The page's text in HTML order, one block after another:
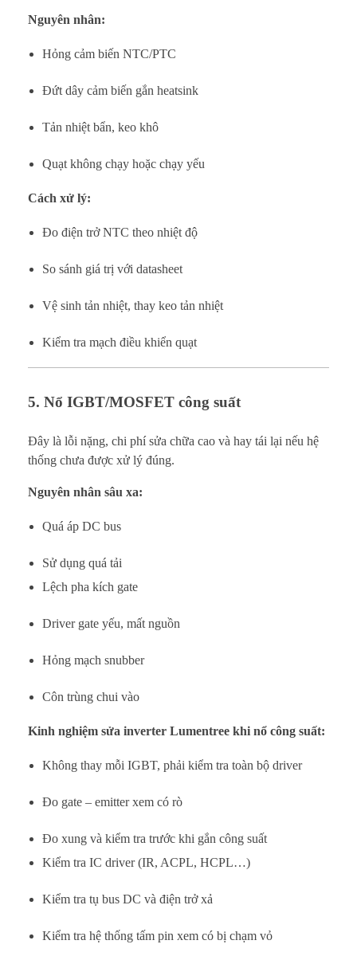
Nguyên nhân:
Hỏng cảm biến NTC/PTC
Đứt dây cảm biến gắn heatsink
Tản nhiệt bẩn, keo khô
Quạt không chạy hoặc chạy yếu
Cách xử lý:
Đo điện trở NTC theo nhiệt độ
So sánh giá trị với datasheet
Vệ sinh tản nhiệt, thay keo tản nhiệt
Kiểm tra mạch điều khiển quạt
5. Nổ IGBT/MOSFET công suất
Đây là lỗi nặng, chi phí sửa chữa cao và hay tái lại nếu hệ
thống chưa được xử lý đúng.
Nguyên nhân sâu xa:
Quá áp DC bus
Sử dụng quá tải
Lệch pha kích gate
Driver gate yếu, mất nguồn
Hỏng mạch snubber
Côn trùng chui vào
Kinh nghiệm sửa inverter Lumentree khi nổ công suất:
Không thay mỗi IGBT, phải kiểm tra toàn bộ driver
Đo gate – emitter xem có rò
Đo xung và kiểm tra trước khi gắn công suất
Kiểm tra IC driver (IR, ACPL, HCPL…)
Kiểm tra tụ bus DC và điện trở xả
Kiểm tra hệ thống tấm pin xem có bị chạm vỏ